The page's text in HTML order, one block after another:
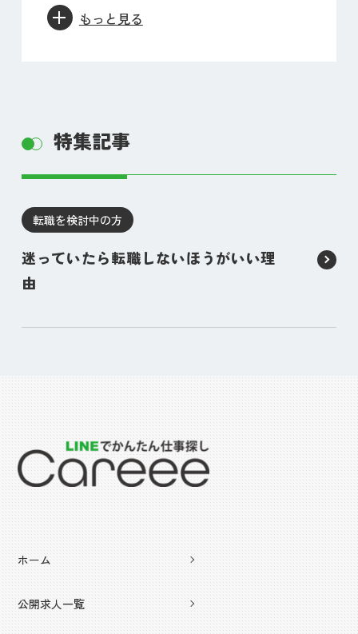
もっと見る
特集記事
転職を検討中の方
迷っていたら転職しないほうがいい理
由
ホーム
公開求人一覧